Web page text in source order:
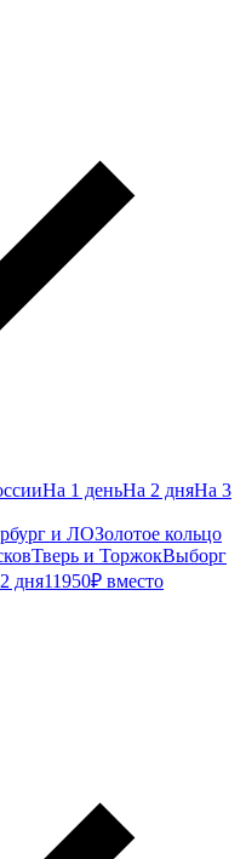
На 1 деньНа 2 дняНа 3
и ЛОЗолотое кольцо
Тверь и ТоржокВыборг
дня11950₽ вместо